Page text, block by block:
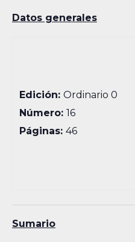
Datos generales
Edición:Ordinario 0
Número:16
Páginas:46
Sumario